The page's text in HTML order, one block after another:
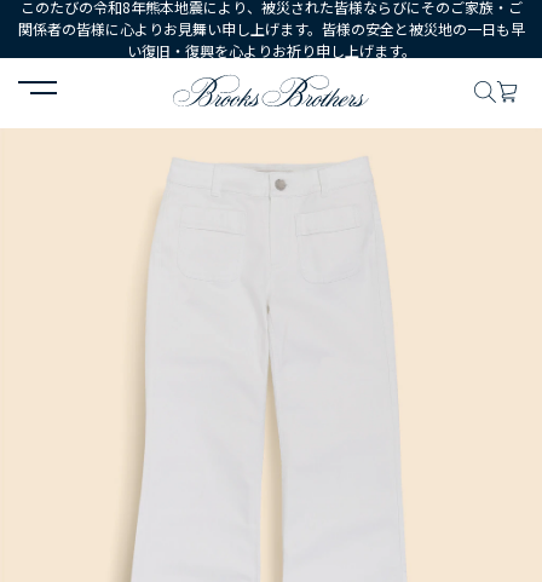
このたびの令和8年熊本地震により、被災された皆様ならびにそのご家族・ご
関係者の皆様に心よりお見舞い申し上げます。皆様の安全と被災地の一日も早
い復旧・復興を心よりお祈り申し上げます。
HOME ウェア ボトムス パンツ コットンブレン